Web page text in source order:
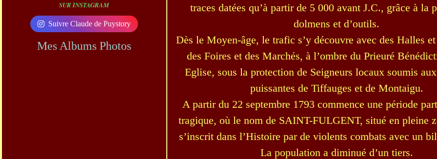
SUR INSTAGRAM
Suivre Claude de Puystory
Mes Albums Photos
traces datées qu’à partir de 5 000 avant J.C., grâce à la
dolmens et d’outils.
Dès le Moyen-âge, le trafic s’y découvre avec des Halles
des Foires et des Marchés, à l’ombre du Prieuré
Eglise, sous la protection de Seigneurs locaux soumis
puissantes de Tiffauges et de Montaigu.
A partir du 22 septembre 1793 commence une période
tragique, où le nom de SAINT-FULGENT, situé en pleine
s’inscrit dans l’Histoire par de violents combats avec un
La population a diminué d’un tiers.